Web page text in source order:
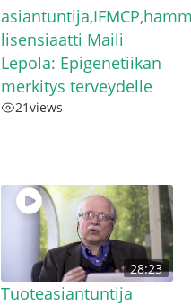
lisensiaatti Maili
Lepola: Epigenetiikan
merkitys terveydelle
21views
28:23
Tuoteasiantuntija